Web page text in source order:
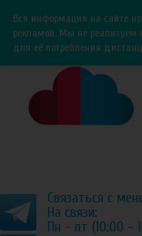
Вся информация на сайте
рекламой. Мы не реализуем
для её потребления
Связаться с
На связи:
Пн - пт (10:00 -